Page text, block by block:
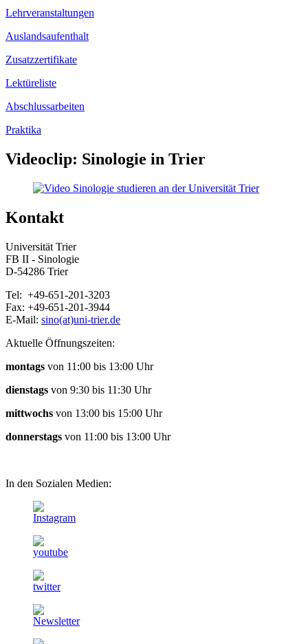
Lehrveranstaltungen
Auslandsaufenthalt
Zusatzzertifikate
Lektüreliste
Abschlussarbeiten
Praktika
Videoclip: Sinologie in Trier
Kontakt
Universität Trier
FB II - Sinologie
D-54286 Trier
Tel: +49-651-201-3203
Fax: +49-651-201-3944
E-Mail: sino(at)uni-trier.de
Aktuelle Öffnungszeiten:
montags von 11:00 bis 13:00 Uhr
dienstags von 9:30 bis 11:30 Uhr
mittwochs von 13:00 bis 15:00 Uhr
donnerstags von 11:00 bis 13:00 Uhr
In den Sozialen Medien: